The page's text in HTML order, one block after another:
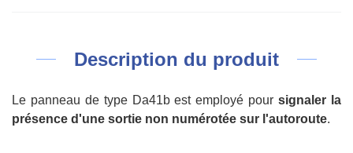
Description du produit
Le panneau de type Da41b est employé poursignaler la
présence d'une sortie non numérotée sur l'autoroute.